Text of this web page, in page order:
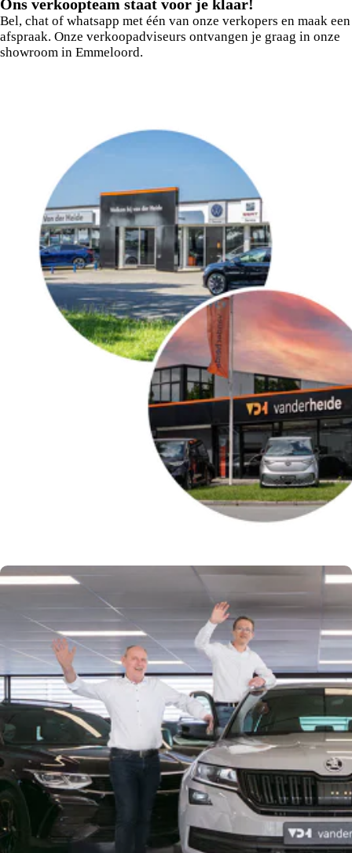
Ons verkoopteam staat voor je klaar!
Bel, chat of whatsapp met één van onze verkopers en maak een
afspraak. Onze verkoopadviseurs ontvangen je graag in onze
showroom in Emmeloord.